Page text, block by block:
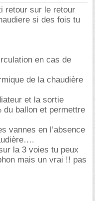
retour sur le retour
si des fois tu
en cas de
de la chaudière
et la sortie
du ballon et permettre
vannes en l’absence
la 3 voies tu peux
mais un vrai !! pas